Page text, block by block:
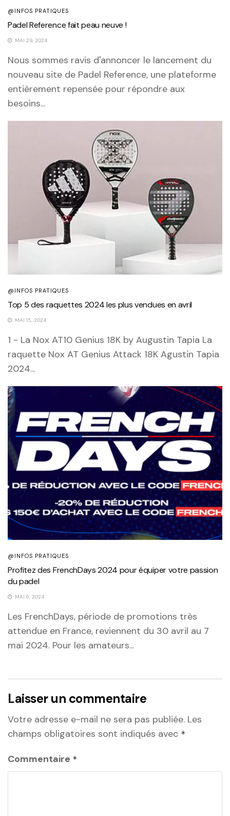
@INFOS PRATIQUES
Padel Reference fait peau neuve !
MAI 29, 2024
Nous sommes ravis d'annoncer le lancement du
nouveau site de Padel Reference, une plateforme
entièrement repensée pour répondre aux
besoins...
@INFOS PRATIQUES
Top 5 des raquettes 2024 les plus vendues en avril
MAI 15, 2024
1 - La Nox AT10 Genius 18K by Augustin Tapia La
raquette Nox AT Genius Attack 18K Agustin Tapia
2024...
@INFOS PRATIQUES
Profitez des FrenchDays 2024 pour équiper votre passion
du padel
MAI 6, 2024
Les FrenchDays, période de promotions très
attendue en France, reviennent du 30 avril au 7
mai 2024. Pour les amateurs...
Laisser un commentaire
Votre adresse e-mail ne sera pas publiée. Les
champs obligatoires sont indiqués avec *
Commentaire *